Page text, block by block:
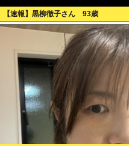
【速報】黒柳徹子さん 93歳